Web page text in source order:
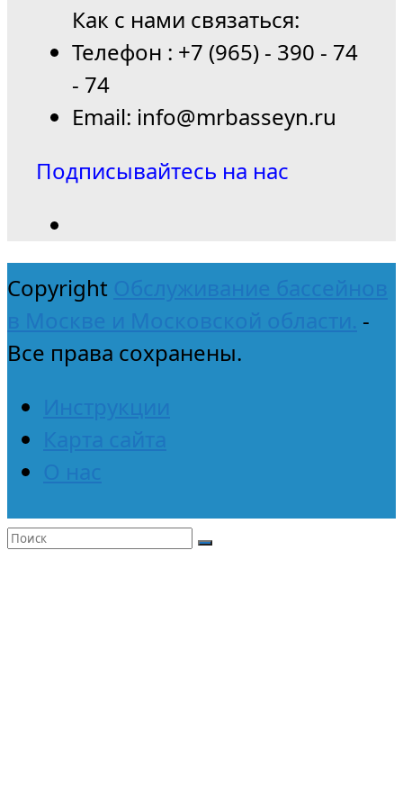
Как с нами связаться:
Телефон : +7 (965) - 390 - 74
- 74
Email: info@mrbasseyn.ru
Подписывайтесь на нас
Copyright Обслуживание бассейнов
в Москве и Московской области. -
Все права сохранены.
Инструкции
Карта сайта
О нас